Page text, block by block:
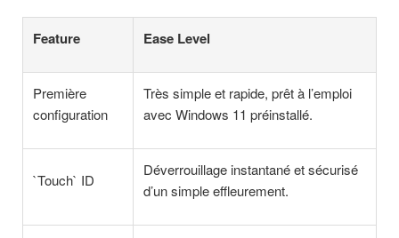
Feature Ease Level
Première
configuration
Très simple et rapide, prêt à l’emploi
avec Windows 11 préinstallé.
`Touch` ID
Déverrouillage instantané et sécurisé
d’un simple effleurement.